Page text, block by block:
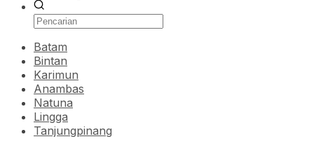
Batam
Bintan
Karimun
Anambas
Natuna
Lingga
Tanjungpinang